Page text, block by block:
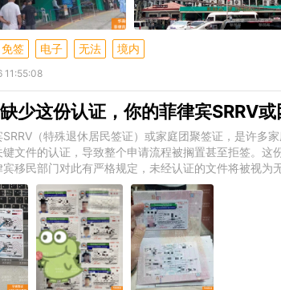
免签 电子 无法 境内
11:55:08
少这份认证，你的菲律宾SRRV
SRRV（特殊退休居民签证）或家庭团聚签证，是许多
文件的认证，导致整个申请流程被搁置甚至拒签。
移民部门对此有严格规定，未经认证的文件将被视为